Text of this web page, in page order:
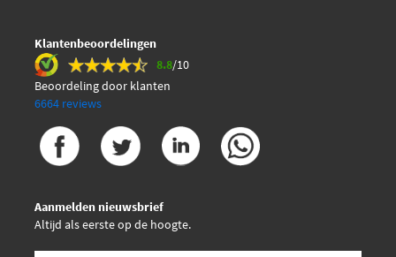
Klantenbeoordelingen
8.8/10
Beoordeling door klanten
6664 reviews
Aanmelden nieuwsbrief
Altijd als eerste op de hoogte.